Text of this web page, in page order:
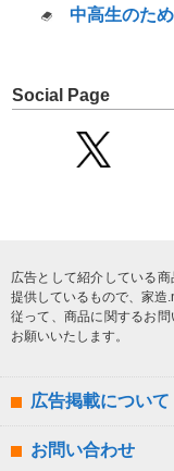
中高生のた
Social Page
広告として紹介している
提供しているもので、家造
従って、商品に関するお
お願いいたします。
広告掲載について
お問い合わせ